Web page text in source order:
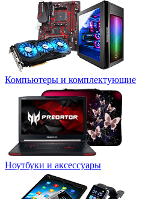
Компьютеры и комплектующие
Ноутбуки и аксессуары